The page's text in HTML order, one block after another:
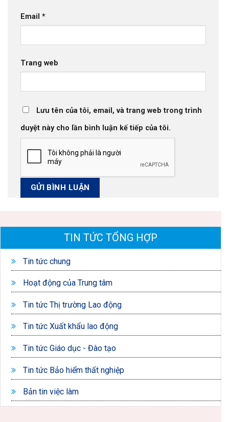
Email *
Trang web
Lưu tên của tôi, email, và trang web trong trình
duyệt này cho lần bình luận kế tiếp của tôi.
TIN TỨC TỔNG HỢP
Tin tức chung
Hoạt động của Trung tâm
Tin tức Thị trường Lao động
Tin tức Xuất khẩu lao động
Tin tức Giáo dục - Đào tạo
Tin tức Bảo hiểm thất nghiệp
Bản tin việc làm